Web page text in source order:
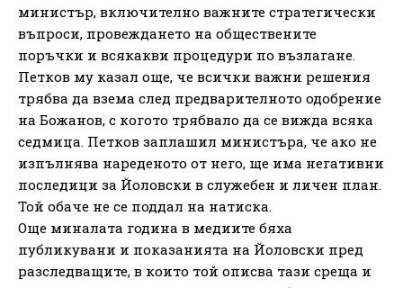
министър, включително важните стратегически
въпроси, провеждането на обществените
поръчки и всякакви процедури по възлагане.
Петков му казал още, че всички важни решения
трябва да взема след предварителното одобрение
на Божанов, с когото трябвало да се вижда всяка
седмица. Петков заплашил министъра, че ако не
изпълнява нареденото от него, ще има негативни
последици за Йоловски в служебен и личен план.
Той обаче не се поддал на натиска.
Още миналата година в медиите бяха
публикувани и показанията на Йоловски пред
разследващите, в които той описва тази среща и